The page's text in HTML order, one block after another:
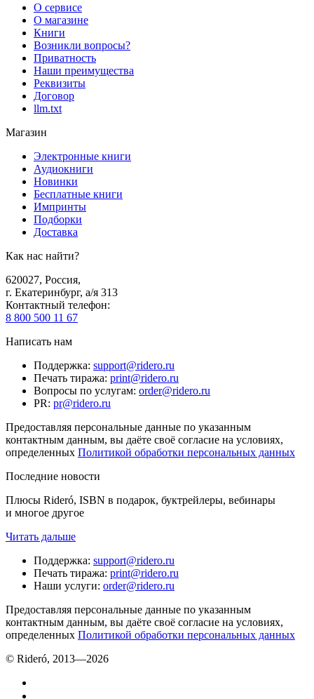
О сервисе
О магазине
Книги
Возникли вопросы?
Приватность
Наши преимущества
Реквизиты
Договор
llm.txt
Магазин
Электронные книги
Аудиокниги
Новинки
Бесплатные книги
Импринты
Подборки
Доставка
Как нас найти?
620027, Россия,
г. Екатеринбург, а/я 313
Контактный телефон:
8 800 500 11 67
Написать нам
Поддержка: support@ridero.ru
Печать тиража: print@ridero.ru
Вопросы по услугам: order@ridero.ru
PR: pr@ridero.ru
Предоставляя персональные данные по указанным
контактным данным, вы даёте своё согласие на условиях,
определенных Политикой обработки персональных данных
Последние новости
Плюсы Rideró, ISBN в подарок, буктрейлеры, вебинары
и многое другое
Читать дальше
Поддержка: support@ridero.ru
Печать тиража: print@ridero.ru
Наши услуги: order@ridero.ru
Предоставляя персональные данные по указанным
контактным данным, вы даёте своё согласие на условиях,
определенных Политикой обработки персональных данных
© Rideró, 2013—2026